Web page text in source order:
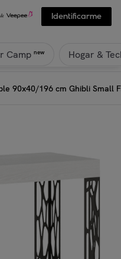
Identificarme
Camp new Hogar &
90x40/196 cm Ghibli Small